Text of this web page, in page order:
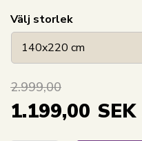
Välj storlek
2.999,00
1.199,00 SEK